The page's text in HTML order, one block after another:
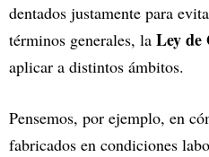
dentados justamente para
términos generales, la Ley de
aplicar a distintos ámbitos.
Pensemos, por ejemplo, en
fabricados en condiciones